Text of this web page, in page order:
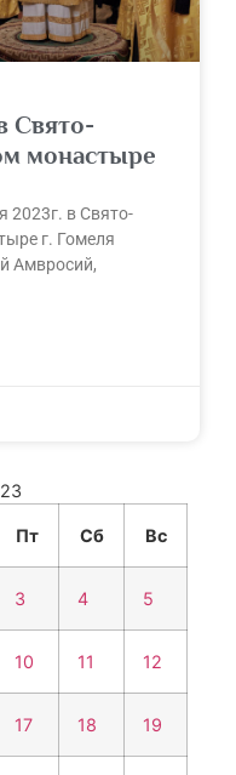
Свято-
монастыре
2023г. в Свято-
г. Гомеля
Амвросий,
Пт Сб Вс
3 4 5
10 11 12
17 18 19